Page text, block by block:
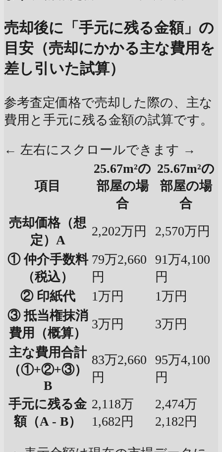
売却後に「手元に残る金額」の
目安（売却にかかる主な費用を
差し引いた試算）
参考査定価格で売却した際の、主な
費用と手元に残る金額の試算です。
← 左右にスクロールできます →
項目
25.67m²の
部屋の場
合
25.67m²の
部屋の場
合
売却価格（想
定）A
2,202万円
2,570万円
① 仲介手数料
（税込）
79万2,660
円
91万4,100
円
② 印紙代
1万円
1万円
③ 抵当権抹消
費用（概算）
3万円
3万円
主な費用合計
（①+②+③）
B
83万2,660
円
95万4,100
円
手元に残る金
額（A - B）
2,118万
1,682円
2,474万
2,182円